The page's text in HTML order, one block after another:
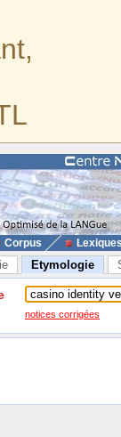
Corpus
Etymologie
notices corrigées